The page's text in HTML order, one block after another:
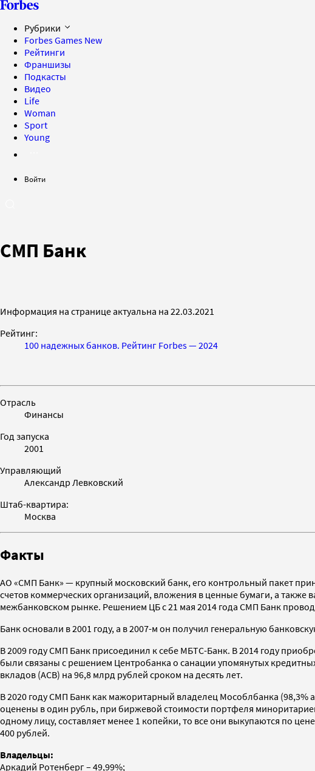
Рубрики
Forbes Games New
Рейтинги
Франшизы
Подкасты
Видео
Life
Woman
Sport
Young
Войти
СМП Банк
Информация на странице актуальна на 22.03.2021
Рейтинг:
100 надежных банков. Рейтинг Forbes — 2024
Отрасль
Финансы
Год запуска
2001
Управляющий
Александр Левковский
Штаб-квартира:
Москва
Факты
АО «СМП Банк» — крупный московский банк, его контрольный пакет
счетов коммерческих организаций, вложения в ценные бумаги, а
межбанковском рынке. Решением ЦБ с 21 мая 2014 года СМП Банк
Банк основали в 2001 году, а в 2007-м он получил генеральную
В 2009 году СМП Банк присоединил к себе МБТС-Банк. В 2014 году
были связаны с решением Центробанка о санации упомянутых
вкладов (АСВ) на 96,8 млрд рублей сроком на десять лет.
В 2020 году СМП Банк как мажоритарный владелец Мособлбанка
оценены в один рубль, при биржевой стоимости портфеля
одному лицу, составляет менее 1 копейки, то все они выкупаются по
400 рублей.
Владельцы:
Аркадий Ротенберг – 49,99%;